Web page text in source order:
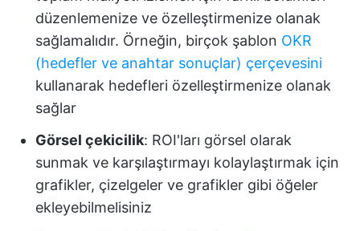
düzenlemenize ve özelleştirmenize olanak
sağlamalıdır. Örneğin, birçok şablon OKR
(hedefler ve anahtar sonuçlar) çerçevesini
kullanarak hedefleri özelleştirmenize olanak
sağlar
Görsel çekicilik: ROI'ları görsel olarak
sunmak ve karşılaştırmayı kolaylaştırmak için
grafikler, çizelgeler ve grafikler gibi öğeler
ekleyebilmelisiniz